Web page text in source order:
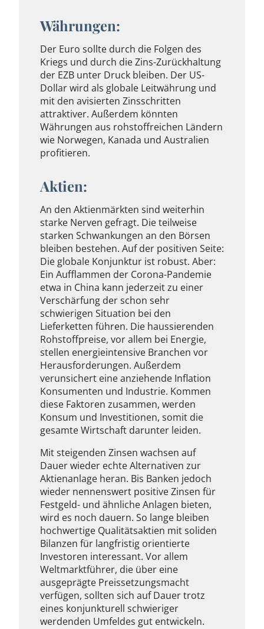
Währungen:
Der Euro sollte durch die Folgen des
Kriegs und durch die Zins-Zurückhaltung
der EZB unter Druck bleiben. Der US-
Dollar wird als globale Leitwährung und
mit den avisierten Zinsschritten
attraktiver. Außerdem könnten
Währungen aus rohstoffreichen Ländern
wie Norwegen, Kanada und Australien
profitieren.
Aktien:
An den Aktienmärkten sind weiterhin
starke Nerven gefragt. Die teilweise
starken Schwankungen an den Börsen
bleiben bestehen. Auf der positiven Seite:
Die globale Konjunktur ist robust. Aber:
Ein Aufflammen der Corona-Pandemie
etwa in China kann jederzeit zu einer
Verschärfung der schon sehr
schwierigen Situation bei den
Lieferketten führen. Die haussierenden
Rohstoffpreise, vor allem bei Energie,
stellen energieintensive Branchen vor
Herausforderungen. Außerdem
verunsichert eine anziehende Inflation
Konsumenten und Industrie. Kommen
diese Faktoren zusammen, werden
Konsum und Investitionen, somit die
gesamte Wirtschaft darunter leiden.
Mit steigenden Zinsen wachsen auf
Dauer wieder echte Alternativen zur
Aktienanlage heran. Bis Banken jedoch
wieder nennenswert positive Zinsen für
Festgeld- und ähnliche Anlagen bieten,
wird es noch dauern. So lange bleiben
hochwertige Qualitätsaktien mit soliden
Bilanzen für langfristig orientierte
Investoren interessant. Vor allem
Weltmarktführer, die über eine
ausgeprägte Preissetzungsmacht
verfügen, sollten sich auf Dauer trotz
eines konjunkturell schwieriger
werdenden Umfeldes gut entwickeln.